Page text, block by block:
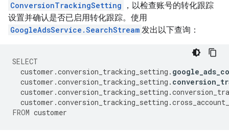
ConversionTrackingSetting
，以检查账号的转化跟踪
设置并确认是否已启用转化跟踪。使用
GoogleAdsService.SearchStream 发出以下查询：
SELECT
customer .conversion_tracking_setting .
customer .conversion_tracking_setting .
customer .conversion_tracking_setting .
customer .conversion_tracking_setting .
FROM customer